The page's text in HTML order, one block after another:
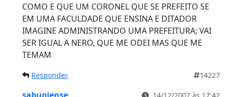
COMO E QUE UM CORONEL QUE SE PREFEITO SE
EM UMA FACULDADE QUE ENSINA E DITADOR
IMAGINE ADMINISTRANDO UMA PREFEITURA; VAI
SER IGUAL A NERO, QUE ME ODEI MAS QUE ME
TEMAM
Responder 14227
14/12/2007 às 17:42